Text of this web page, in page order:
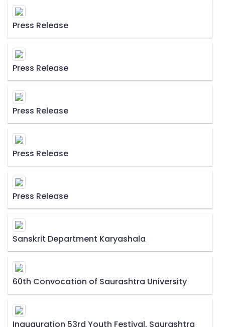
Press Release
Press Release
Press Release
Press Release
Press Release
Sanskrit Department Karyashala
60th Convocation of Saurashtra University
Inauguration 53rd Youth Festival, Saurashtra